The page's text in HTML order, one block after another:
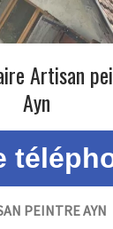
Artisan
Ayn
PEINTRE AYN